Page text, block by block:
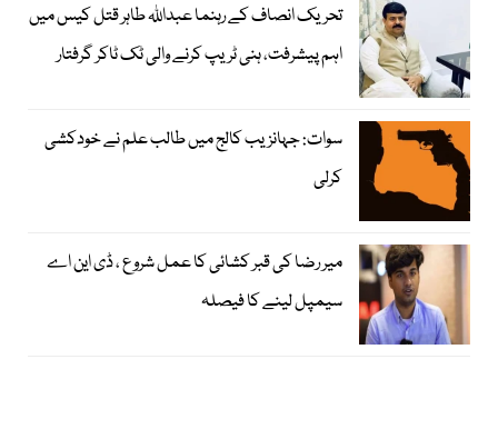
تحریک انصاف کے رہنما عبداللہ طاہر قتل کیس میں
اہم پیشرفت، ہنی ٹریپ کرنے والی ٹک ٹاکر گرفتار
سوات: جہانزیب کالج میں طالب علم نے خودکشی
کرلی
میر رضا کی قبر کشائی کا عمل شروع ، ڈی این اے
سیمپل لینے کا فیصلہ